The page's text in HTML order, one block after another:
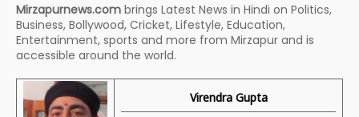
Mirzapurnews.com brings Latest News in Hindi on Politics,
Business, Bollywood, Cricket, Lifestyle, Education,
Entertainment, sports and more from Mirzapur and is
accessible around the world.
Virendra Gupta